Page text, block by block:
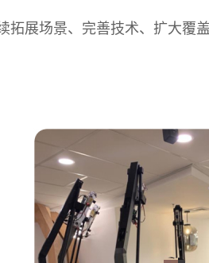
拓展场景、完善技术、扩大覆